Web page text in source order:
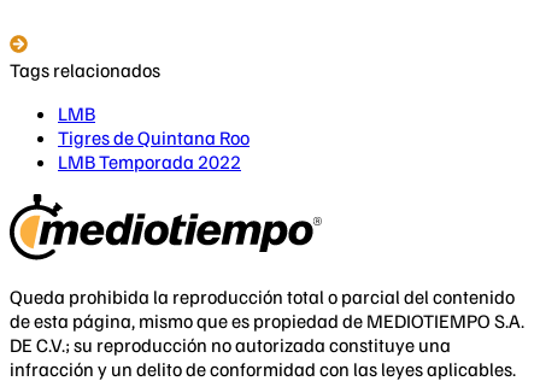
Tags relacionados
LMB
Tigres de Quintana Roo
LMB Temporada 2022
Queda prohibida la reproducción total o parcial del contenido
de esta página, mismo que es propiedad de MEDIOTIEMPO S.A.
DE C.V.; su reproducción no autorizada constituye una
infracción y un delito de conformidad con las leyes aplicables.